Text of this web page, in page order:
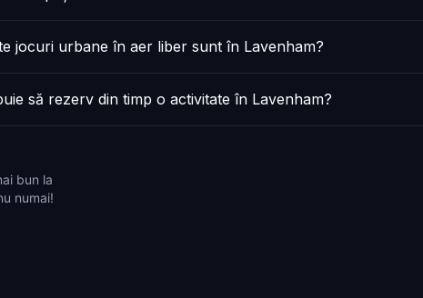
jocuri urbane în aer liber sunt în Lavenham?
să rezerv din timp o activitate în Lavenham?
bun la
numai!